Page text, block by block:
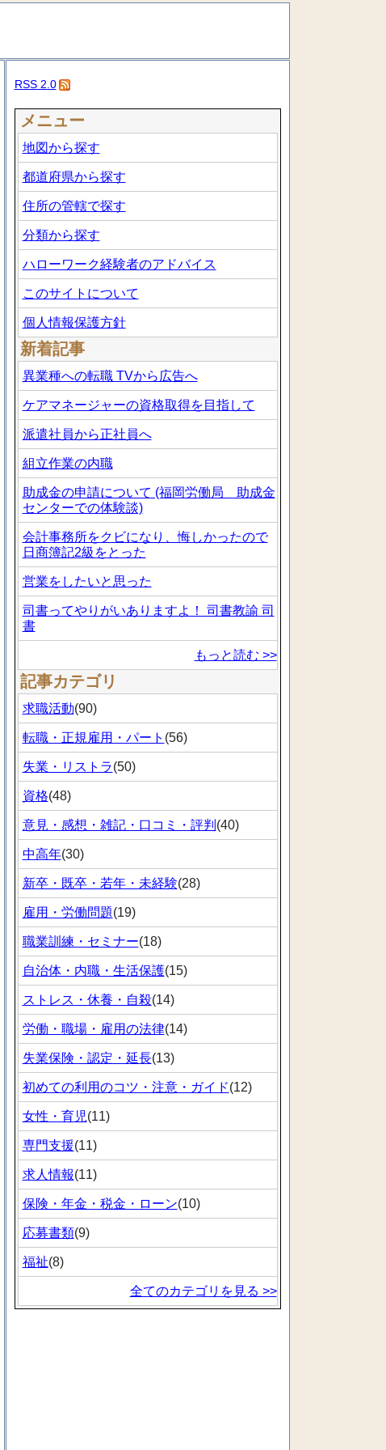
RSS 2.0
メニュー
地図から探す
都道府県から探す
住所の管轄で探す
分類から探す
ハローワーク経験者のアドバイス
このサイトについて
個人情報保護方針
新着記事
異業種への転職 TVから広告へ
ケアマネージャーの資格取得を目指して
派遣社員から正社員へ
組立作業の内職
助成金の申請について (福岡労働局 助成金
センターでの体験談)
会計事務所をクビになり、悔しかったので
日商簿記2級をとった
営業をしたいと思った
司書ってやりがいありますよ！ 司書教諭 司
書
もっと読む >>
記事カテゴリ
求職活動(90)
転職・正規雇用・パート (56)
失業・リストラ(50)
資格(48)
意見・感想・雑記・口コミ・評判 (40)
中高年(30)
新卒・既卒・若年・未経験(28)
雇用・労働問題(19)
職業訓練・セミナー(18)
自治体・内職・生活保護(15)
ストレス・休養・自殺(14)
労働・職場・雇用の法律(14)
失業保険・認定・延長(13)
初めての利用のコツ・注意・ガイド(12)
女性・育児(11)
専門支援(11)
求人情報(11)
保険・年金・税金・ローン(10)
応募書類(9)
福祉(8)
全てのカテゴリを見る >>